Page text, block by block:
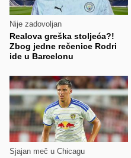
Nije zadovoljan
Realova greška stoljeća?!
Zbog jedne rečenice Rodri
ide u Barcelonu
Sjajan meč u Chicagu